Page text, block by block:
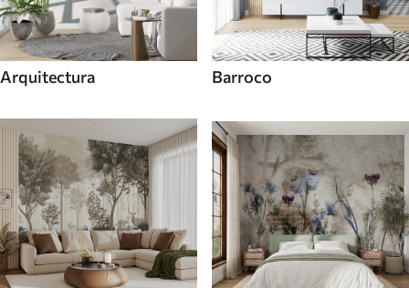
Arquitectura Barroco